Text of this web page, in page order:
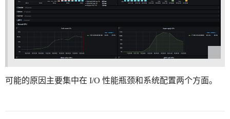
可能的原因主要集中在 I/O 性能瓶颈和系统配置两个方面。